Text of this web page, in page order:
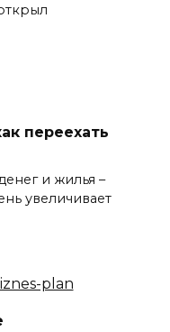
переехать
и жилья –
увеличивает